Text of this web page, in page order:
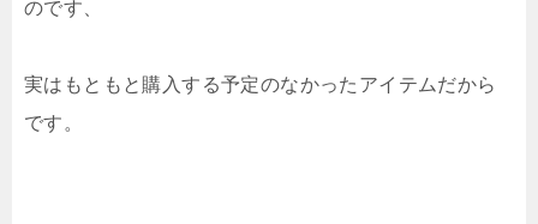
のです、
実はもともと購入する予定のなかったアイテムだから
です。